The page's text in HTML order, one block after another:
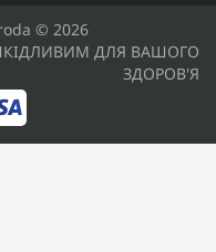
© 2026
ДЛЯ ВАШОГО
ЗДОРОВ'Я